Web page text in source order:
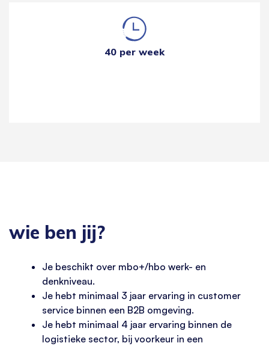
40 per week
wie ben jij?
Je beschikt over mbo+/hbo werk- en
denkniveau.
Je hebt minimaal 3 jaar ervaring in customer
service binnen een B2B omgeving.
Je hebt minimaal 4 jaar ervaring binnen de
logistieke sector, bij voorkeur in een